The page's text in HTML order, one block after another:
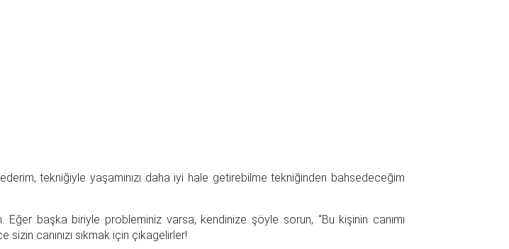
tekniğiyle yaşamınızı daha iyi hale getirebilme tekniğinden bahsedeceğim
başka biriyle probleminiz varsa, kendinize şöyle sorun, “Bu kişinin canımı
canınızı sıkmak için çıkagelirler!